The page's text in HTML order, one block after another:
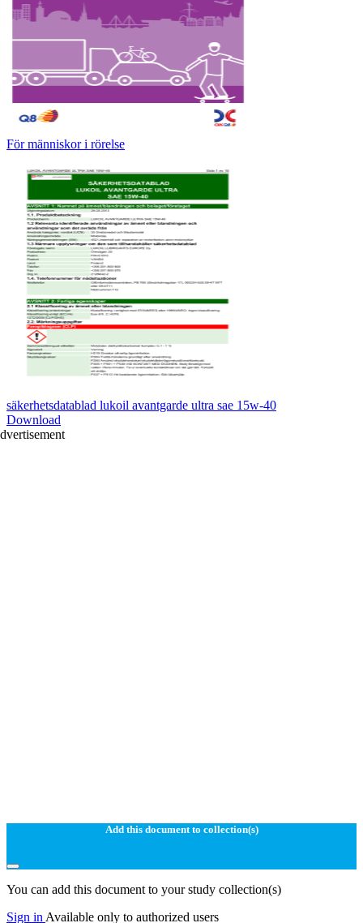
För människor i rörelse
säkerhetsdatablad lukoil avantgarde ultra sae 15w-40
Download
Add this document to collection(s)
You can add this document to your study collection(s)
Sign in Available only to authorized users